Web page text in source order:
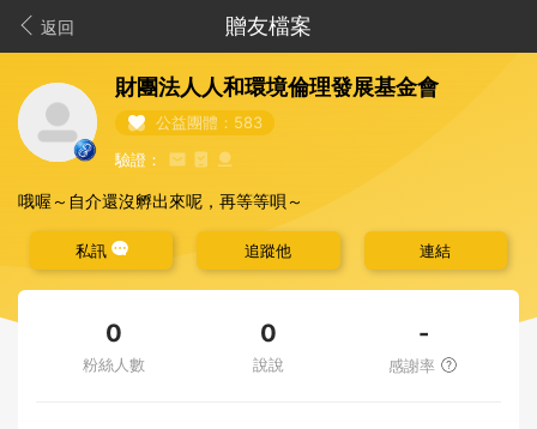
返回 贈友檔案
財團法人人和環境倫理發展基金會
公益團體：583
驗證：
哦喔～自介還沒孵出來呢，再等等唄～
私訊 追蹤他 連結
0
粉絲人數
0
說說
-
感謝率